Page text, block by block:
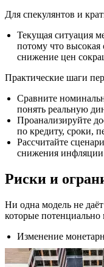
Для спекулянтов и
Текущая ситуация
потому что высокая
снижение цен
Практические шаги
Сравните
понять реальную
Проанализируйте
по кредиту, сроки,
Рассчитайте
снижения
Риски и
Ни одна модель не
которые потенциально
Изменение